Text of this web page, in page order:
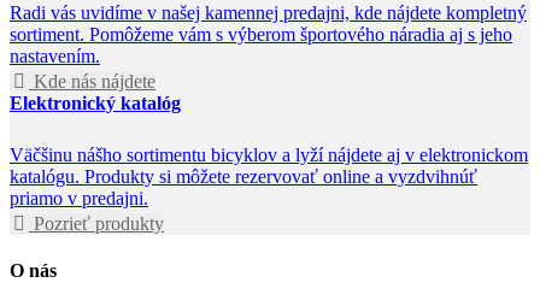
Radi vás uvidíme v našej kamennej predajni, kde nájdete kompletný
sortiment. Pomôžeme vám s výberom športového náradia aj s jeho
nastavením.
Kde nás nájdete
Elektronický katalóg
Väčšinu nášho sortimentu bicyklov a lyží nájdete aj v elektronickom
katalógu. Produkty si môžete rezervovať online a vyzdvihnúť
priamo v predajni.
Pozrieť produkty
O nás